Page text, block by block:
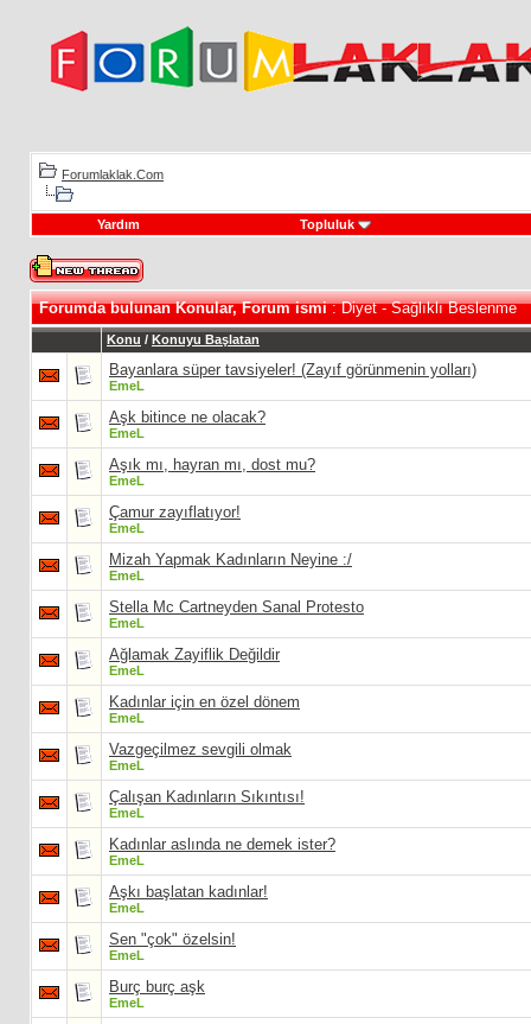
Forumlaklak.Com
Yardım Topluluk
Forumda bulunan Konular, Forum ismi: Diyet - Sağlıklı Beslenme
Konu / Konuyu Başlatan
Bayanlara süper tavsiyeler! (Zayıf görünmenin yolları)
EmeL
Aşk bitince ne olacak?
EmeL
Aşık mı, hayran mı, dost mu?
EmeL
Çamur zayıflatıyor!
EmeL
Mizah Yapmak Kadınların Neyine :/
EmeL
Stella Mc Cartneyden Sanal Protesto
EmeL
Ağlamak Zayiflik Değildir
EmeL
Kadınlar için en özel dönem
EmeL
Vazgeçilmez sevgili olmak
EmeL
Çalışan Kadınların Sıkıntısı!
EmeL
Kadınlar aslında ne demek ister?
EmeL
Aşkı başlatan kadınlar!
EmeL
Sen "çok" özelsin!
EmeL
Burç burç aşk
EmeL